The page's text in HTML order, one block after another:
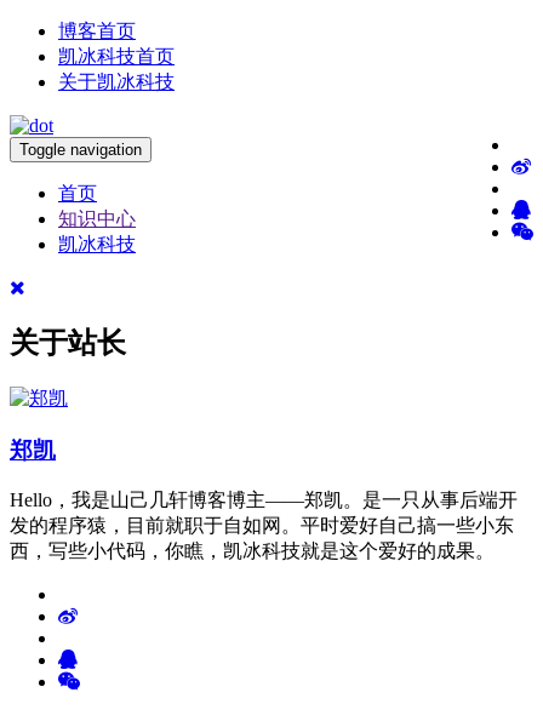
博客首页
凯冰科技首页
关于凯冰科技
Toggle navigation
首页
知识中心
凯冰科技
关于站长
郑凯
Hello，我是山己几轩博客博主——郑凯。是一只从事后端开
发的程序猿，目前就职于自如网。平时爱好自己搞一些小东
西，写些小代码，你瞧，凯冰科技就是这个爱好的成果。